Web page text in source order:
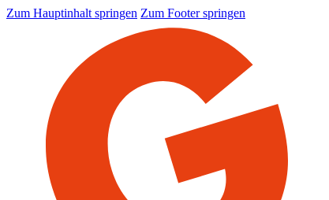
Zum Hauptinhalt springen Zum Footer springen